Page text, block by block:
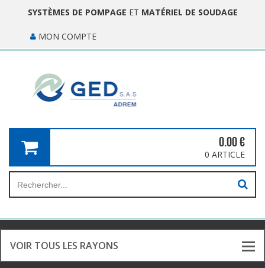
SYSTÈMES DE POMPAGE ET MATÉRIEL DE SOUDAGE
MON COMPTE
0.00€
0 ARTICLE
VOIR TOUS LES RAYONS